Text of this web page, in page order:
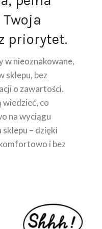
nieoznakowane,
sklepu, bez
o zawartości.
wiedzieć, co
na wyciągu
– dzięki
i bez